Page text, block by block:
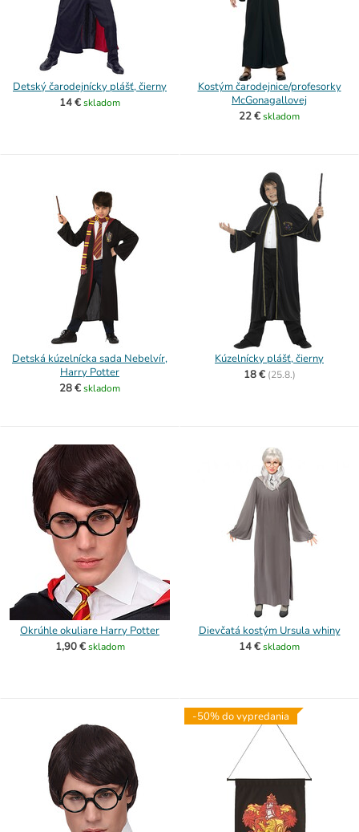
Detský čarodejnícky plášť, čierny
14 €skladom
Kostým čarodejnice/profesorky
McGonagallovej
22 €skladom
Detská kúzelnícka sada Nebelvír,
Harry Potter
28 €skladom
Kúzelnícky plášť, čierny
18 € (25.8.)
Okrúhle okuliare Harry Potter
1,90 € skladom
Dievčatá kostým Ursula whiny
14 €skladom
-50% do vypredania